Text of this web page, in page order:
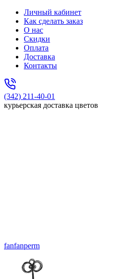
Личный кабинет
Как сделать заказ
О нас
Скидки
Оплата
Доставка
Контакты
(342) 211-40-01
курьерская доставка цветов
fanfanperm